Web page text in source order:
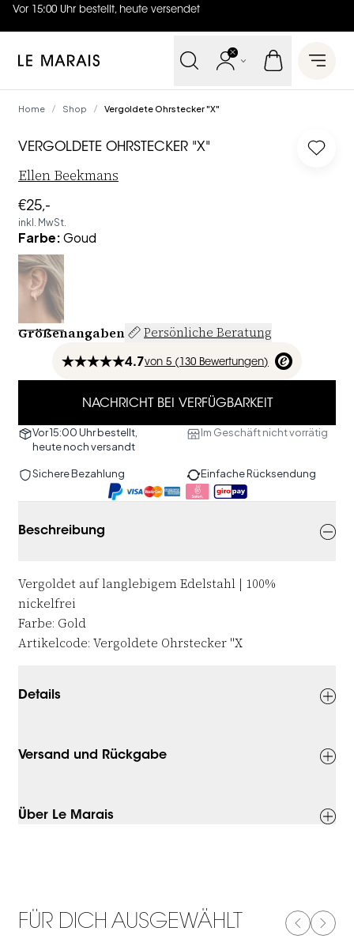
Vor 15:00 Uhr bestellt, heute versendet
4.7 von5 (130 Bewertungen
Le Marais Open
Home / Shop / Vergoldete Ohrstecker "X"
VERGOLDETE OHRSTECKER "X" Log
Ellen Beekmans
€25,-
inkl. MwSt.
Farbe:Goud
Größenangaben Persönliche Beratung
4.7von 5 ( 130 Bewertungen)
NACHRICHT BEI VERFÜGBARKEIT
Vor 15:00 Uhr bestellt,
heute noch versandt
Im Geschäft nicht vorrätig
Sichere Bezahlung Einfache Rücksendung
Beschreibung
Vergoldet auf langlebigem Edelstahl | 100%
nickelfrei
Farbe: Gold
Artikelcode: Vergoldete Ohrstecker "X
Details
Versand und Rückgabe
Über Le Marais
FÜR DICH AUSGEWÄHLT